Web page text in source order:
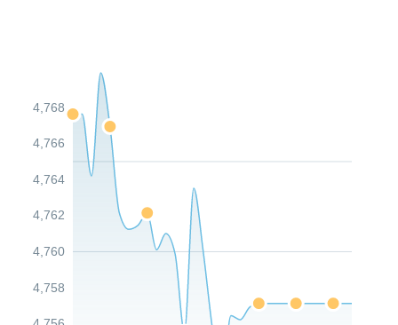
4,758
4,760
4,762
4,764
4,766
4,768